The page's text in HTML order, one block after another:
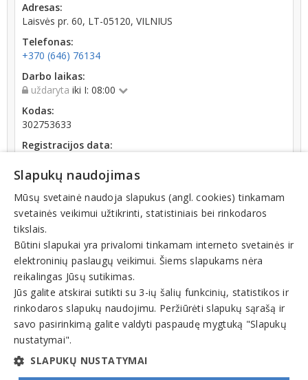
Adresas:
Laisvės pr. 60, LT-05120, VILNIUS
Telefonas:
+370 (646) 76134
Darbo laikas:
uždaryta iki I: 08:00
Kodas:
302753633
Registracijos data:
Apyvarta:
0 € (2020 m.)
Teisinis statusas: išregistruotas (nuo 2024-01-15)
Veiklos sritys
Statybos, renovacijos darbai, statybos firmos
Slapukų naudojimas
Mūsų svetainė naudoja slapukus (angl. cookies) tinkamam
svetainės veikimui užtikrinti, statistiniais bei rinkodaros
tikslais.
Būtini slapukai yra privalomi tinkamam interneto svetainės ir
elektroninių paslaugų veikimui. Šiems slapukams nėra
reikalingas Jūsų sutikimas.
Jūs galite atskirai sutikti su 3-ių šalių funkcinių, statistikos ir
rinkodaros slapukų naudojimu. Peržiūrėti slapukų sąrašą ir
savo pasirinkimą galite valdyti paspaudę mygtuką "Slapukų
nustatymai".
SLAPUKŲ NUSTATYMAI